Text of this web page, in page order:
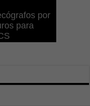
por
para
de
por
al
M€ tras
con
Red de
en
de
de salud